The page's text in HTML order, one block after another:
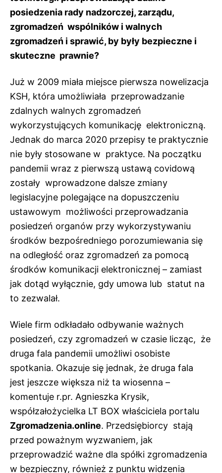
posiedzenia rady nadzorczej, zarządu,
zgromadzeń wspólników i walnych
zgromadzeń i sprawić, by były bezpieczne i
skuteczne prawnie?
Już w 2009 miała miejsce pierwsza nowelizacja
KSH, która umożliwiała przeprowadzanie
zdalnych walnych zgromadzeń
wykorzystujących komunikację elektroniczną.
Jednak do marca 2020 przepisy te praktycznie
nie były stosowane w praktyce. Na początku
pandemii wraz z pierwszą ustawą covidową
zostały wprowadzone dalsze zmiany
legislacyjne polegające na dopuszczeniu
ustawowym możliwości przeprowadzania
posiedzeń organów przy wykorzystywaniu
środków bezpośredniego porozumiewania się
na odległość oraz zgromadzeń za pomocą
środków komunikacji elektronicznej – zamiast
jak dotąd wyłącznie, gdy umowa lub statut na
to zezwalał.
Wiele firm odkładało odbywanie ważnych
posiedzeń, czy zgromadzeń w czasie licząc, że
druga fala pandemii umożliwi osobiste
spotkania. Okazuje się jednak, że druga fala
jest jeszcze większa niż ta wiosenna –
komentuje r.pr. Agnieszka Krysik,
współzałożycielka LT BOX właściciela portalu
Zgromadzenia.online. Przedsiębiorcy stają
przed poważnym wyzwaniem, jak
przeprowadzić ważne dla spółki zgromadzenia
w bezpieczny, również z punktu widzenia